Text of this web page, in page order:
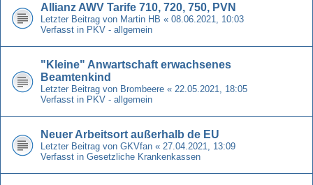
Allianz AWV Tarife 710, 720, 750, PVN
Letzter Beitrag von Martin HB « 08.06.2021, 10:03
Verfasst in PKV - allgemein
"Kleine" Anwartschaft erwachsenes
Beamtenkind
Letzter Beitrag von Brombeere « 22.05.2021, 18:05
Verfasst in PKV - allgemein
Neuer Arbeitsort außerhalb de EU
Letzter Beitrag von GKVfan « 27.04.2021, 13:09
Verfasst in Gesetzliche Krankenkassen